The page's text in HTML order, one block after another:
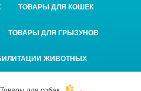
ТОВАРЫ ДЛЯ КОШЕК
ТОВАРЫ ДЛЯ ГРЫЗУНОВ
ЖИВОТНЫХ